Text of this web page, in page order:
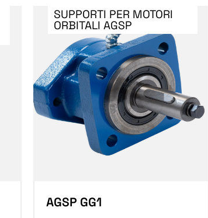
SUPPORTI PER MOTORI
ORBITALI AGSP
AGSP GG1